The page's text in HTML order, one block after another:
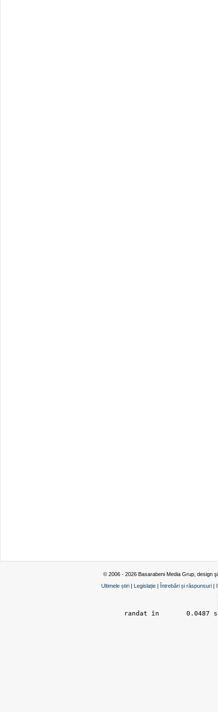
© 2006 - 2026 Basarabeni Media Grup, design
Ultimele știri | Legislație | Întrebări și răspunsuri |
randat în